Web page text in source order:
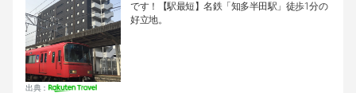
出典：
です！【駅最短】名鉄「知多半田駅」徒歩1分の
好立地。